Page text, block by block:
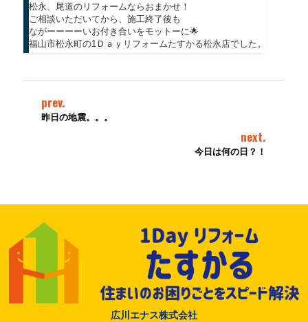
松永、尾道のリフォームならおまかせ！
ご相談いただいてから、施工終了後も
ながーーーーいお付き合いをモットーに🌟
福山市松永町の1Ｄａｙリフォームたすかる松永店でした。
prev.
昨日の地震。。。
next.
今日は何の日？！
広川エナス株式会社